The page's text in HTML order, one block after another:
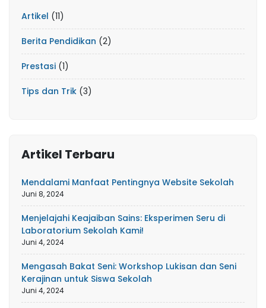
Artikel (11)
Berita Pendidikan (2)
Prestasi (1)
Tips dan Trik (3)
Artikel Terbaru
Mendalami Manfaat Pentingnya Website Sekolah
Juni 8, 2024
Menjelajahi Keajaiban Sains: Eksperimen Seru di
Laboratorium Sekolah Kami!
Juni 4, 2024
Mengasah Bakat Seni: Workshop Lukisan dan Seni
Kerajinan untuk Siswa Sekolah
Juni 4, 2024